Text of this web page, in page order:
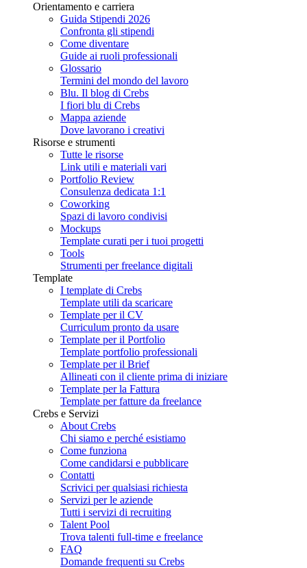
Orientamento e carriera
Guida Stipendi 2026
Confronta gli stipendi
Come diventare
Guide ai ruoli professionali
Glossario
Termini del mondo del lavoro
Blu. Il blog di Crebs
I fiori blu di Crebs
Mappa aziende
Dove lavorano i creativi
Risorse e strumenti
Tutte le risorse
Link utili e materiali vari
Portfolio Review
Consulenza dedicata 1:1
Coworking
Spazi di lavoro condivisi
Mockups
Template curati per i tuoi progetti
Tools
Strumenti per freelance digitali
Template
I template di Crebs
Template utili da scaricare
Template per il CV
Curriculum pronto da usare
Template per il Portfolio
Template portfolio professionali
Template per il Brief
Allineati con il cliente prima di iniziare
Template per la Fattura
Template per fatture da freelance
Crebs e Servizi
About Crebs
Chi siamo e perché esistiamo
Come funziona
Come candidarsi e pubblicare
Contatti
Scrivici per qualsiasi richiesta
Servizi per le aziende
Tutti i servizi di recruiting
Talent Pool
Trova talenti full-time e freelance
FAQ
Domande frequenti su Crebs